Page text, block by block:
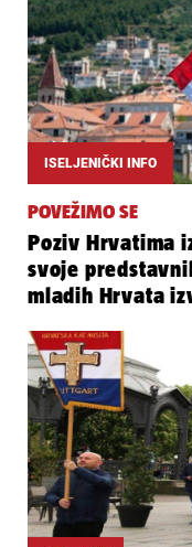
ISELJENIČKI INFO
POVEŽIMO SE
Poziv Hrvatima
svoje
mladih Hrvata